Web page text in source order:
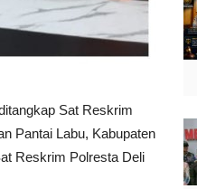
Sat Reskrim
Pantai Labu, Kabupaten
Reskrim Polresta Deli